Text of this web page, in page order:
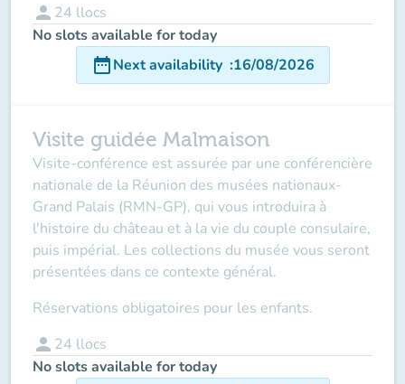
person 24 llocs
No slots available for today
date_rangeNext availability :16/08/2026
Visite guidée Malmaison
Visite-conférence est assurée par une conférencière
nationale de la Réunion des musées nationaux-
Grand Palais (RMN-GP), qui vous introduira à
l'histoire du château et à la vie du couple consulaire,
puis impérial. Les collections du musée vous seront
présentées dans ce contexte général.
Réservations obligatoires pour les enfants.
person 24 llocs
No slots available for today